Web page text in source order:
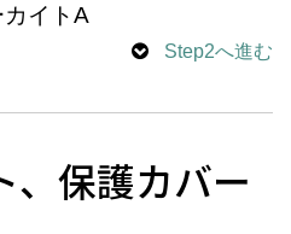
イトA
Step2へ進む
、保護カバー